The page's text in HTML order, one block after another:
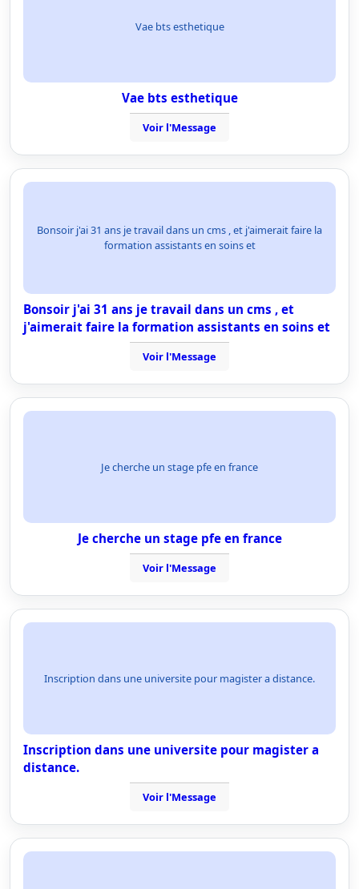
Vae bts esthetique
Vae bts esthetique
Voir l'Message
Bonsoir j'ai 31 ans je travail dans un cms , et j'aimerait faire la
formation assistants en soins et
Bonsoir j'ai 31 ans je travail dans un cms , et
j'aimerait faire la formation assistants en soins et
Voir l'Message
Je cherche un stage pfe en france
Je cherche un stage pfe en france
Voir l'Message
Inscription dans une universite pour magister a distance.
Inscription dans une universite pour magister a
distance.
Voir l'Message